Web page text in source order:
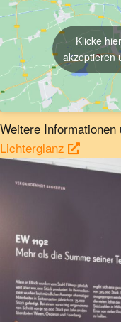
Klicke
akzeptieren
Weitere Informationen
Lichterglanz